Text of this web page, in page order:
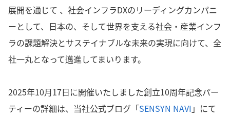
展開を通じて 、社会インフラDXのリーディングカンパニ
ーとして、日本の、そして世界を支える社会・産業インフ
ラの課題解決とサステイナブルな未来の実現に向けて、全
社一丸となって邁進してまいります。
2025年10月17日に開催いたしました創立10周年記念パー
ティーの詳細は、当社公式ブログ「SENSYN NAVI 」にて